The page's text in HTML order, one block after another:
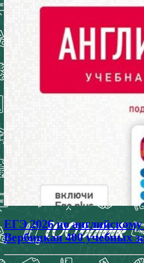
ЕГЭ 2026 по
Вербицкая 400 учебных